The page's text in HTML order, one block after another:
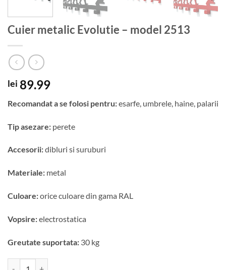
Cuier metalic Evolutie – model 2513
lei 89.99
Recomandat a se folosi pentru:esarfe, umbrele, haine, palarii
Tip asezare: perete
Accesorii:dibluri si suruburi
Materiale: metal
Culoare:orice culoare din gama RAL
Vopsire:electrostatica
Greutate suportata: 30 kg